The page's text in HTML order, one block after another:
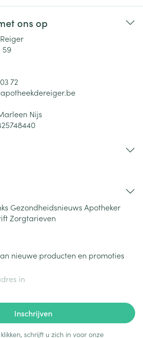
ons op
59
72
apotheekdereiger.be
Nijs
Gezondheidsnieuws Apotheker
Zorgtarieven
nieuwe producten en promoties
Inschrijven
schrijft u zich in voor onze